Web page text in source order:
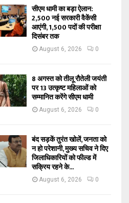
सीएम धामी का बड़ा ऐलान:
2,500 नई सरकारी वैकेंसी
आएंगी, 1,500 पदों की परीक्षा
दिसंबर तक
August 6, 2026 0
8 अगस्त को तीलू रौतेली जयंती
पर 13 उत्कृष्ट महिलाओं को
सम्मानित करेंगे सीएम धामी
August 6, 2026 0
बंद सड़कें तुरंत खोलें, जनता को
न हो परेशानी, मुख्य सचिव ने दिए
जिलाधिकारियों को फील्ड में
सक्रिय रहने के...
August 6, 2026 0